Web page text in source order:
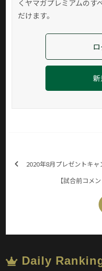
く ヤマガプレミアムのす
だけます。
2020年8月プレゼントキャ
【試合前コメ
Daily